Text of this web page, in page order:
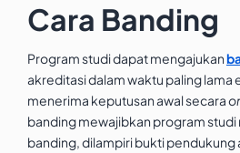
Cara Banding
Program studi dapat mengajukan
akreditasi dalam waktu paling lama
menerima keputusan awal secara
banding mewajibkan program
banding, dilampiri bukti